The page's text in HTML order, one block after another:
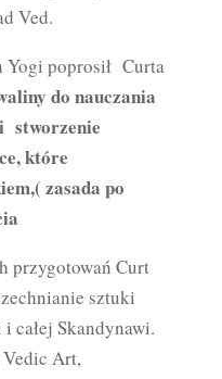
Ved.
Yogi poprosił Curta
do nauczania
stworzenie
które
zasada po
przygotowań Curt
sztuki
całej Skandynawi.
Vedic Art,